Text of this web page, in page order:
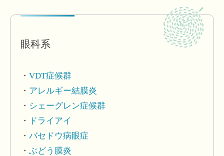
眼科系
VDT症候群
アレルギー結膜炎
シェーグレン症候群
ドライアイ
バセドウ病眼症
ぶどう膜炎